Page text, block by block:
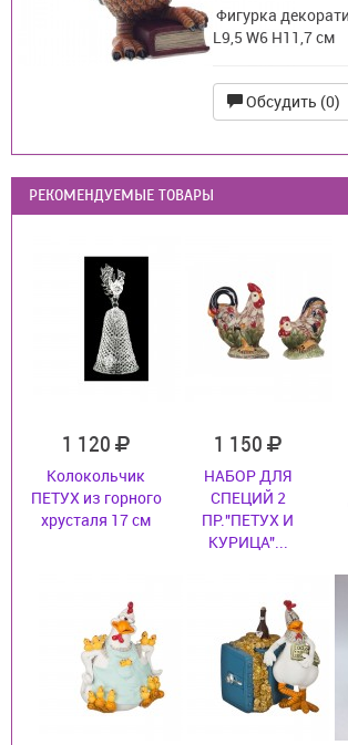
Фигурка
L9,5 W6 H11,7 см
Обсудить (0)
РЕКОМЕНДУЕМЫЕ ТОВАРЫ
1 120
Колокольчик
ПЕТУХ из горного
хрусталя 17 см
1 150
НАБОР ДЛЯ
СПЕЦИЙ 2
ПР."ПЕТУХ И
КУРИЦА"...